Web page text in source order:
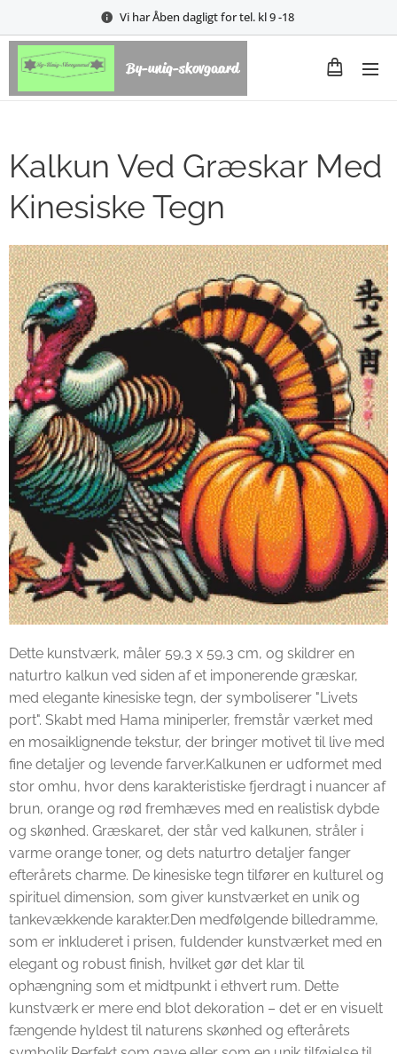
Vi har Åben dagligt for tel. kl 9 -18
By-uniq-skovgaard
Kalkun Ved Græskar Med
Kinesiske Tegn
Dette kunstværk, måler 59,3 x 59,3 cm, og skildrer en
naturtro kalkun ved siden af et imponerende græskar,
med elegante kinesiske tegn, der symboliserer "Livets
port". Skabt med Hama miniperler, fremstår værket med
en mosaiklignende tekstur, der bringer motivet til live med
fine detaljer og levende farver.Kalkunen er udformet med
stor omhu, hvor dens karakteristiske fjerdragt i nuancer af
brun, orange og rød fremhæves med en realistisk dybde
og skønhed. Græskaret, der står ved kalkunen, stråler i
varme orange toner, og dets naturtro detaljer fanger
efterårets charme. De kinesiske tegn tilfører en kulturel og
spirituel dimension, som giver kunstværket en unik og
tankevækkende karakter.Den medfølgende billedramme,
som er inkluderet i prisen, fuldender kunstværket med en
elegant og robust finish, hvilket gør det klar til
ophængning som et midtpunkt i ethvert rum. Dette
kunstværk er mere end blot dekoration – det er en visuelt
fængende hyldest til naturens skønhed og efterårets